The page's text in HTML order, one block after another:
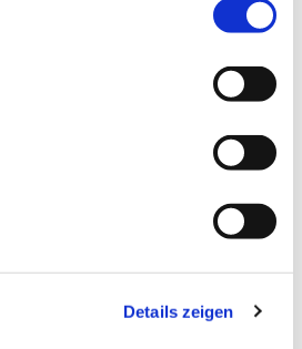
Details zeigen